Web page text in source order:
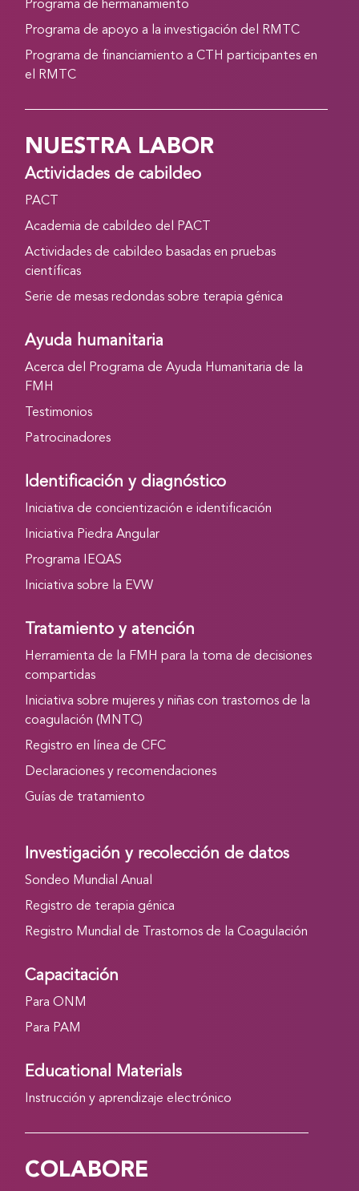
Programa de hermanamiento
Programa de apoyo a la investigación del RMTC
Programa de financiamiento a CTH participantes en
el RMTC
NUESTRA LABOR
Actividades de cabildeo
PACT
Academia de cabildeo del PACT
Actividades de cabildeo basadas en pruebas
científicas
Serie de mesas redondas sobre terapia génica
Ayuda humanitaria
Acerca del Programa de Ayuda Humanitaria de la
FMH
Testimonios
Patrocinadores
Identificación y diagnóstico
Iniciativa de concientización e identificación
Iniciativa Piedra Angular
Programa IEQAS
Iniciativa sobre la EVW
Tratamiento y atención
Herramienta de la FMH para la toma de decisiones
compartidas
Iniciativa sobre mujeres y niñas con trastornos de la
coagulación (MNTC)
Registro en línea de CFC
Declaraciones y recomendaciones
Guías de tratamiento
Investigación y recolección de datos
Sondeo Mundial Anual
Registro de terapia génica
Registro Mundial de Trastornos de la Coagulación
Capacitación
Para ONM
Para PAM
Educational Materials
Instrucción y aprendizaje electrónico
COLABORE